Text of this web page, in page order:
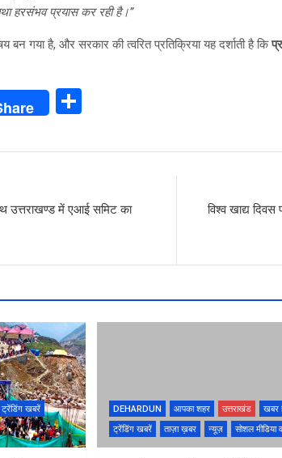
हरसंभव प्रयास कर रही है।”
बन गया है, और सरकार की त्वरित प्रतिक्रिया यह दर्शाती है कि
ar
उत्तराखण्ड में एआई समिट का
विश्व खाद्य
ट्रेंडिंग खबरें
DEHARDUN आपका शहर उत्तराखंड
खबर
ट्रेंडिंग खबरें
ताज़ा ख़बर न्यूज़ सोशल मीडिया